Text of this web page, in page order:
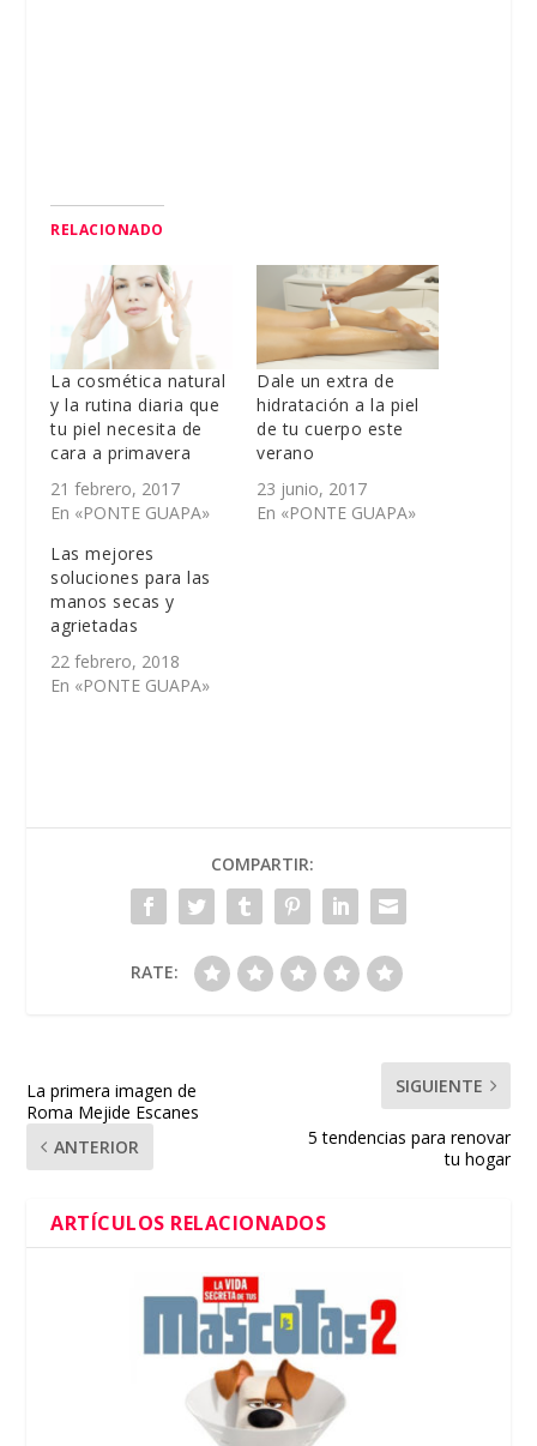
RELACIONADO
La cosmética natural
y la rutina diaria que
tu piel necesita de
cara a primavera
21 febrero, 2017
En «PONTE GUAPA»
Dale un extra de
hidratación a la piel
de tu cuerpo este
verano
23 junio, 2017
En «PONTE GUAPA»
Las mejores
soluciones para las
manos secas y
agrietadas
22 febrero, 2018
En «PONTE GUAPA»
COMPARTIR:
RATE:
La primera imagen de
Roma Mejide Escanes
ANTERIOR
SIGUIENTE
5 tendencias para renovar
tu hogar
ARTÍCULOS RELACIONADOS